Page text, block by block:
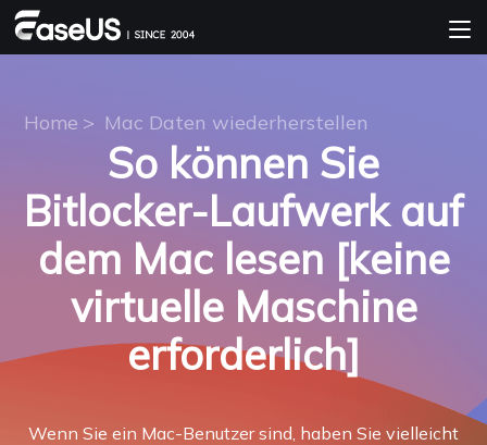
Home > Mac Daten wiederherstellen
So können Sie
Bitlocker-Laufwerk auf
dem Mac lesen [keine
virtuelle Maschine
erforderlich]
Wenn Sie ein Mac-Benutzer sind, haben Sie vielleicht